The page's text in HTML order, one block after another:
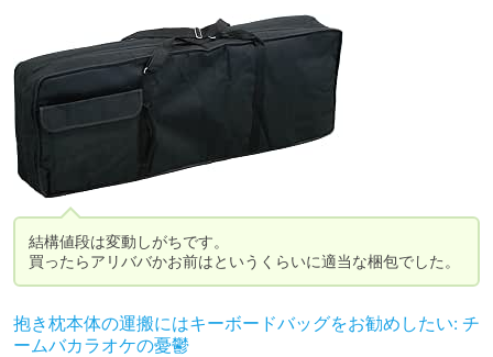
結構値段は変動しがちです。
買ったらアリババかお前はというくらいに適当な梱包でした。
抱き枕本体の運搬にはキーボードバッグをお勧めしたい: チ
ームバカラオケの憂鬱